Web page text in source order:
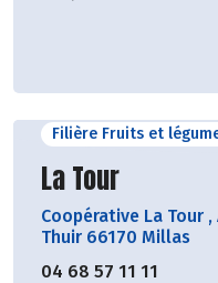
Filière Fruits et
Découvrir le
La Tour
Coopérative La Tour ,
Thuir 66170 Millas
04 68 57 11 11